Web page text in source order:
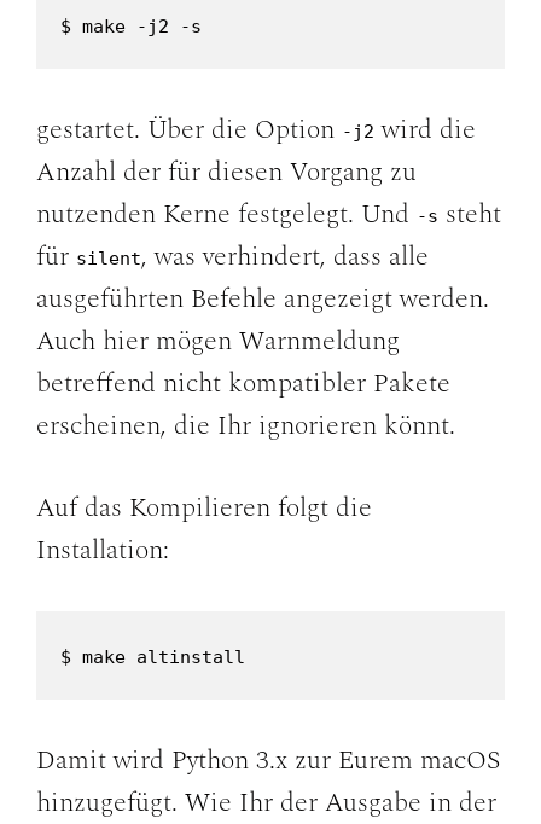
$ make -j2 -s
gestartet. Über die Option -j2 wird die
Anzahl der für diesen Vorgang zu
nutzenden Kerne festgelegt. Und -s steht
für silent, was verhindert, dass alle
ausgeführten Befehle angezeigt werden.
Auch hier mögen Warnmeldung
betreffend nicht kompatibler Pakete
erscheinen, die Ihr ignorieren könnt.
Auf das Kompilieren folgt die
Installation:
$ make altinstall
Damit wird Python 3.x zur Eurem macOS
hinzugefügt. Wie Ihr der Ausgabe in der